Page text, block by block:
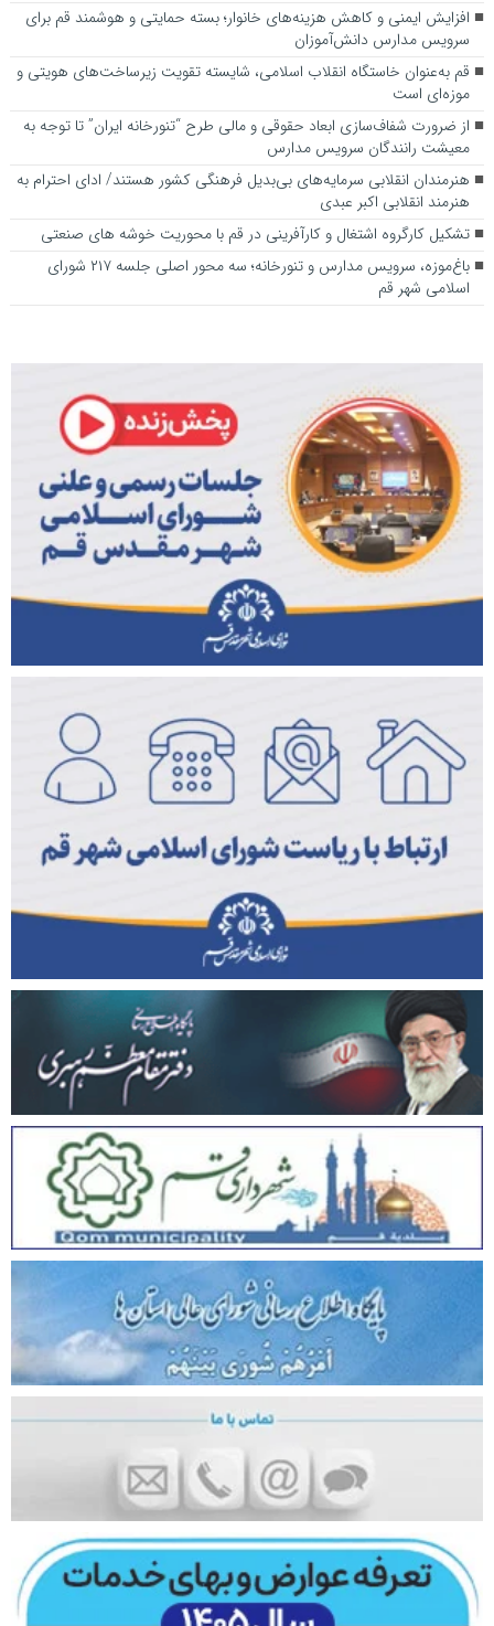
افزایش ایمنی و کاهش هزینه‌های خانوار؛ بسته حمایتی و هوشمند قم برای
سرویس مدارس دانش‌آموزان
قم به‌عنوان خاستگاه انقلاب اسلامی، شایسته تقویت زیرساخت‌های هویتی و
موزه‌ای است
از ضرورت شفاف‌سازی ابعاد حقوقی و مالی طرح “تنورخانه ایران” تا توجه به
معیشت رانندگان سرویس مدارس
هنرمندان انقلابی سرمایه‌های بی‌بدیل فرهنگی کشور هستند/ ادای احترام به
هنرمند انقلابی اکبر عبدی
تشکیل کارگروه اشتغال و کارآفرینی در قم با محوریت خوشه های صنعتی
باغ‌موزه، سرویس مدارس و تنورخانه؛ سه محور اصلی جلسه ۲۱۷ شورای
اسلامی شهر قم